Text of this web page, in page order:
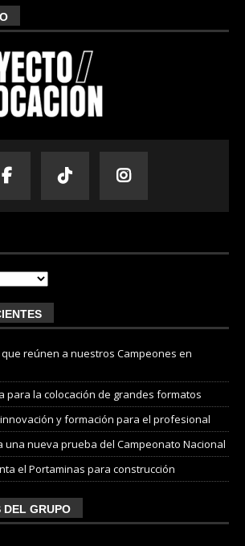
reúnen a nuestros Campeones en
para la colocación de grandes formatos
y formación para el profesional
una nueva prueba del Campeonato Nacional
el Portaminas para construcción
DEL GRUPO